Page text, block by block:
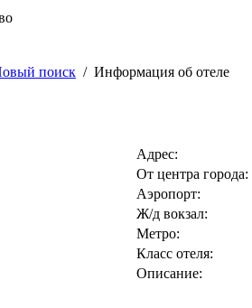
поиск / Информация об отеле
Адрес:
От центра города:
Аэропорт:
Ж/д вокзал:
Метро:
Класс отеля:
Описание: